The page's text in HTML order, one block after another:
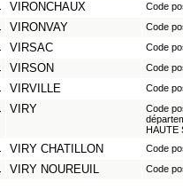
VIRONCHAUX
Code
VIRONVAY
Code
VIRSAC
Code
VIRSON
Code
VIRVILLE
Code
VIRY
Code
HAUTE
VIRY CHATILLON
Code
VIRY NOUREUIL Code